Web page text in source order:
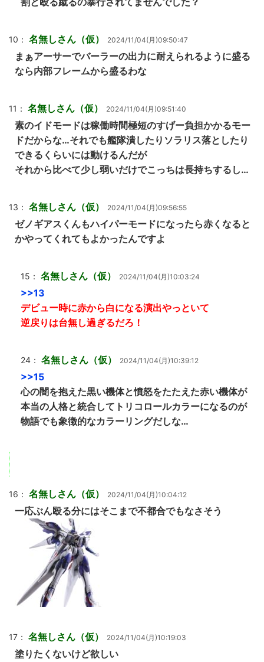
10： 名無しさん（仮） 2024/11/04(月)09:50:47
まぁアーサーでバーラーの出力に耐えられるように盛る
なら内部フレームから盛るわな
11： 名無しさん（仮） 2024/11/04(月)09:51:40
素のイドモードは稼働時間極短のすげー負担かかるモー
ドだからな…それでも艦隊潰したりソラリス落としたり
できるくらいには動けるんだが
それから比べて少し弱いだけでこっちは長持ちするし…
13： 名無しさん（仮） 2024/11/04(月)09:56:55
ゼノギアスくんもハイパーモードになったら赤くなると
かやってくれてもよかったんですよ
15： 名無しさん（仮） 2024/11/04(月)10:03:24
>>13
デビュー時に赤から白になる演出やっといて
逆戻りは台無し過ぎるだろ！
24： 名無しさん（仮） 2024/11/04(月)10:39:12
>>15
心の闇を抱えた黒い機体と憤怒をたたえた赤い機体が
本当の人格と統合してトリコロールカラーになるのが
物語でも象徴的なカラーリングだしな…
16： 名無しさん（仮） 2024/11/04(月)10:04:12
一応ぶん殴る分にはそこまで不都合でもなさそう
17： 名無しさん（仮） 2024/11/04(月)10:19:03
塗りたくないけど欲しい